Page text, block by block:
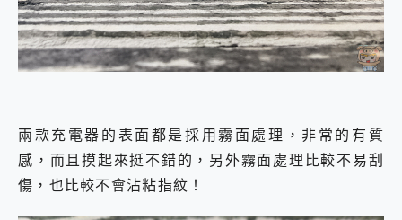
兩款充電器的表面都是採用霧面處理，非常的有質
感，而且摸起來挺不錯的，另外霧面處理比較不易刮
傷，也比較不會沾粘指紋！